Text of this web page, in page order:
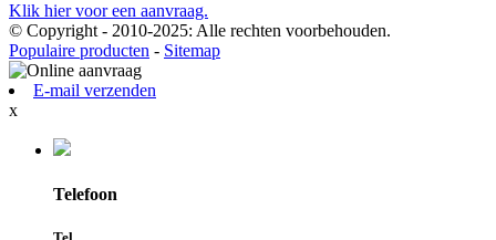
Klik hier voor een aanvraag.
© Copyright - 2010-2025: Alle rechten voorbehouden.
Populaire producten - Sitemap
E-mail verzenden
x
Telefoon